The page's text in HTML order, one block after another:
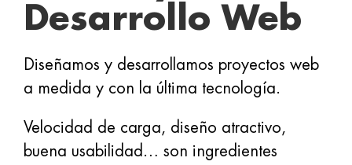
Desarrollo Web
Diseñamos y desarrollamos proyectos web
a medida y con la última tecnología.
Velocidad de carga, diseño atractivo,
buena usabilidad… son ingredientes